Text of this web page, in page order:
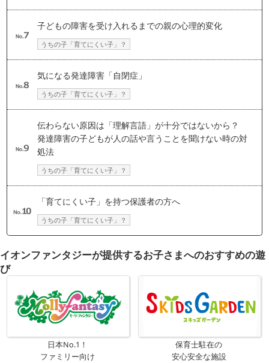
子どもの障害を受け入れるまでの親の心理的変化
うちの子「育てにくい子」？
気になる発達障害「自閉症」
うちの子「育てにくい子」？
伝わらない原因は「理解言語」が十分ではないから？
発達障害の子どもが人の話や言うことを聞けない時の対
処法
うちの子「育てにくい子」？
「育てにくい子」を持つ保護者の方へ
うちの子「育てにくい子」？
イオンファンタジーが提供するお子さまへのおすすめの遊
び
日本No.1！
ファミリー向け
保育士駐在の
安心安全な施設